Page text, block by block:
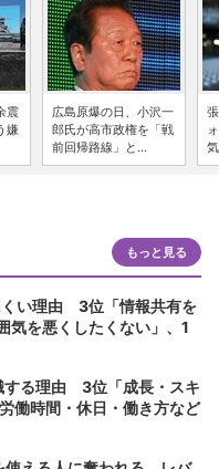
震
嫌
広島原爆の日、小沢一
郎氏が高市政権を「戦
前回帰路線」と...
もっと見る
くい理由 3位「情報共有を
気を悪くしたくない」、1
する理由 3位「成長・スキ
働時間・休日・働き方など